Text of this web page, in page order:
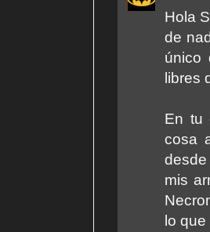
Hola
de
único
libres
En tu
cosa
desde
mis
lo